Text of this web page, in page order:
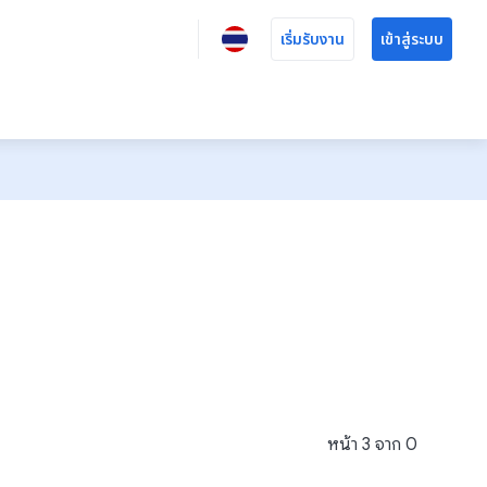
เริ่มรับงาน เข้าสู่ระบบ
หน้า 3 จาก 0